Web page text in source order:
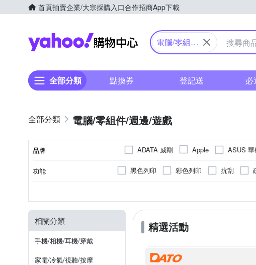
首頁拍賣企業/大宗採購入口合作招商App下載
Yahoo購物中心
電腦/零組
全部分類 點換券 登記送 必
電腦/零組件/週邊/遊戲
品牌 ADATA 威剛 Apple ASUS 華
CHANG YUN 昌運
CoolerMaster
INTOPIC 廣鼎
i-Rocks
Silicon Power 廣穎
VXTRA
功能 黑色列印 彩色列印 抗刮
RICHO理光
RED STONE
字型/輸入法
其他USB週邊
相關分類
手機/相機/耳機/穿戴
家電/冷氣/視聽/按摩
精選活動